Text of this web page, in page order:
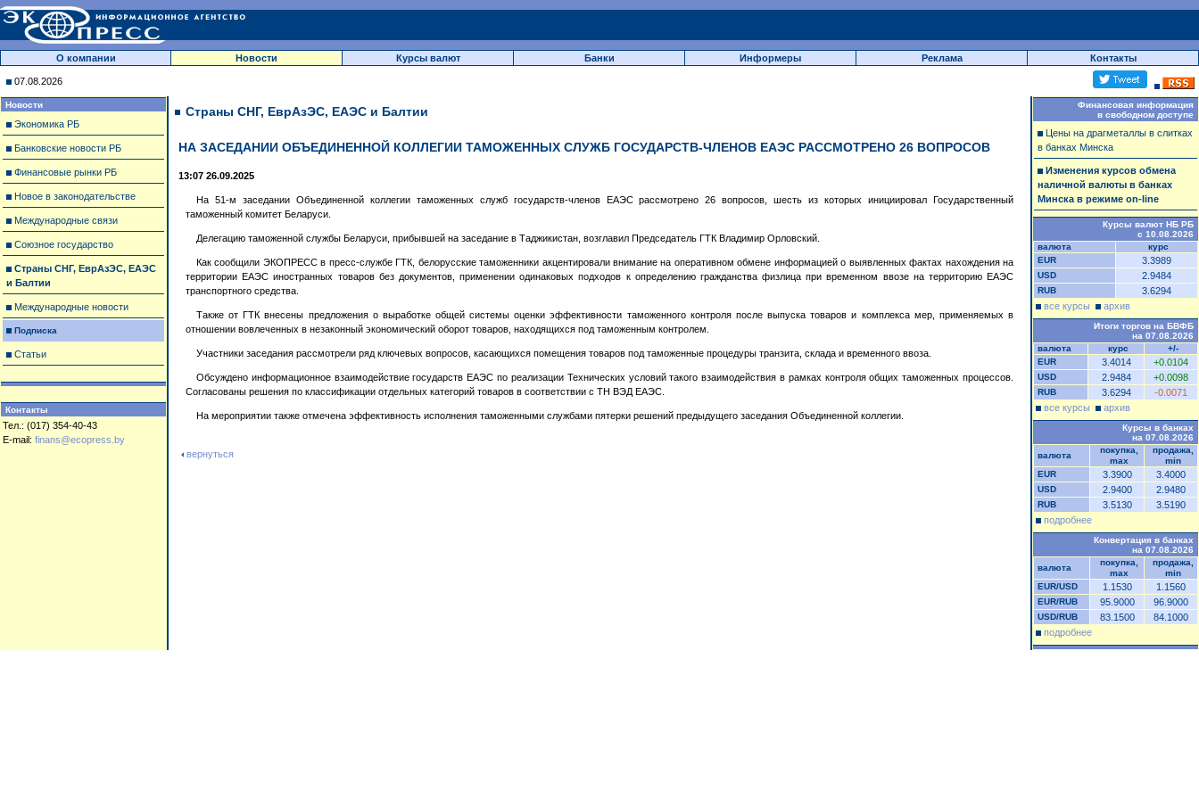
О компании Новости Курсы валют Банки Информеры Реклама Контакты
07.08.2026
Новости
Экономика РБ
Банковские новости РБ
Финансовые рынки РБ
Новое в законодательстве
Международные связи
Союзное государство
Страны СНГ, ЕврАзЭС, ЕАЭС
и Балтии
Международные новости
Подписка
Статьи
Контакты
Тел.: (017) 354-40-43
E-mail: finans@ecopress.by
Страны СНГ, ЕврАзЭС, ЕАЭС и Балтии
НА ЗАСЕДАНИИ ОБЪЕДИНЕННОЙ КОЛЛЕГИИ ТАМОЖЕННЫХ СЛУЖБ ГОСУДАРСТВ-ЧЛЕНОВ ЕАЭС РАССМОТРЕНО 26 ВОПРОСОВ
13:07 26.09.2025
На 51-м заседании Объединенной коллегии таможенных служб государств-членов ЕАЭС рассмотрено 26 вопросов, шесть из которых инициировал Государственный
таможенный комитет Беларуси.
Делегацию таможенной службы Беларуси, прибывшей на заседание в Таджикистан, возглавил Председатель ГТК Владимир Орловский.
Как сообщили ЭКОПРЕСС в пресс-службе ГТК, белорусские таможенники акцентировали внимание на оперативном обмене информацией о выявленных фактах нахождения на
территории ЕАЭС иностранных товаров без документов, применении одинаковых подходов к определению гражданства физлица при временном ввозе на территорию ЕАЭС
транспортного средства.
Также от ГТК внесены предложения о выработке общей системы оценки эффективности таможенного контроля после выпуска товаров и комплекса мер, применяемых в
отношении вовлеченных в незаконный экономический оборот товаров, находящихся под таможенным контролем.
Участники заседания рассмотрели ряд ключевых вопросов, касающихся помещения товаров под таможенные процедуры транзита, склада и временного ввоза.
Обсуждено информационное взаимодействие государств ЕАЭС по реализации Технических условий такого взаимодействия в рамках контроля общих таможенных процессов.
Согласованы решения по классификации отдельных категорий товаров в соответствии с ТН ВЭД ЕАЭС.
На мероприятии также отмечена эффективность исполнения таможенными службами пятерки решений предыдущего заседания Объединенной коллегии.
вернуться
Финансовая информация
в свободном доступе
Цены на драгметаллы в слитках
в банках Минска
Изменения курсов обмена
наличной валюты в банках
Минска в режиме on-line
Курсы валют НБ РБ
с 10.08.2026
валюта
курс
EUR
3.3989
USD 2.9484
RUB
3.6294
все курсы
архив
Итоги торгов на БВФБ
на 07.08.2026
валюта
курс
+/-
EUR
3.4014 +0.0104
USD 2.9484 +0.0098
RUB 3.6294
-0.0071
все курсы
архив
Курсы в банках
на 07.08.2026
валюта
покупка,
max
продажа,
min
EUR
3.3900 3.4000
USD 2.9400 2.9480
RUB 3.5130
3.5190
подробнее
Конвертация в банках
на 07.08.2026
валюта
покупка,
max
продажа,
min
EUR/USD
1.1530 1.1560
EUR/RUB 95.9000 96.9000
USD/RUB 83.1500
84.1000
подробнее